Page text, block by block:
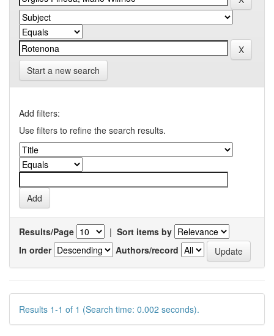
Start a new search
Add filters:
Use filters to refine the search results.
Results/Page | Sort items by
In order
Authors/record
Results 1-1 of 1 (Search time: 0.002 seconds).